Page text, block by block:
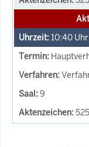
10:40 Uhr
9